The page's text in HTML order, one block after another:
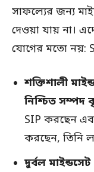
সাফল্যের জন্য
দেওয়া যায় না।
যোগের মতো নয়:
শক্তিশালী
নিশ্চিত সম্পদ
SIP করছেন
করছেন, তিনি
দুর্বল মাইন্ডসেট